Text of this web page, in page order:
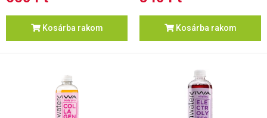
Kosárba rakom Kosárba rakom